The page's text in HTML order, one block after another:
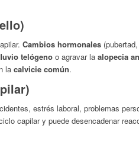
Cambios hormonales
telógeno o agravar la alopecia
la calvicie común.
estrés laboral, problemas
capilar y puede desencadenar